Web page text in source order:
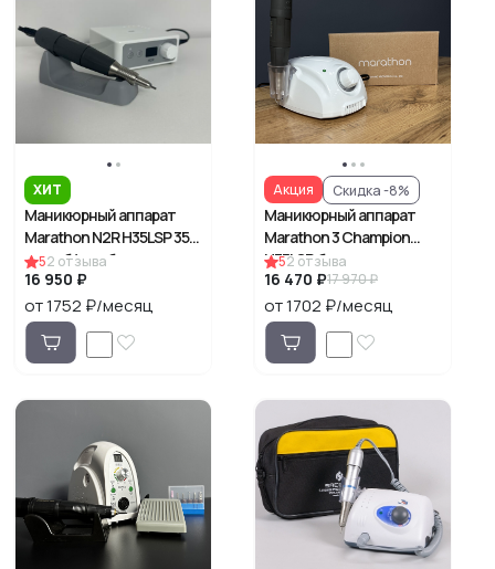
ХИТ
Маникюрный аппарат
Marathon N2R H35LSP 35
тыс.об/мин без педали
52 отзыва
16 950 ₽
от 1752 ₽/месяц
Акция Скидка -8%
Маникюрный аппарат
Marathon 3 Champion
H35LSP, без педали
52 отзыва
16 470 ₽17 970 ₽
от 1702 ₽/месяц